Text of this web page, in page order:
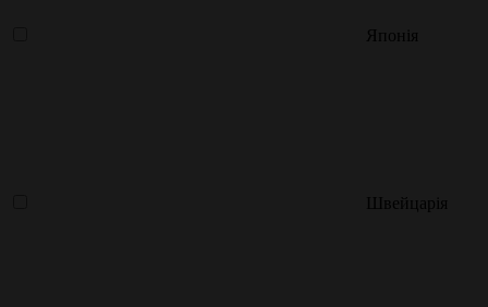
Японія
Швейцарія